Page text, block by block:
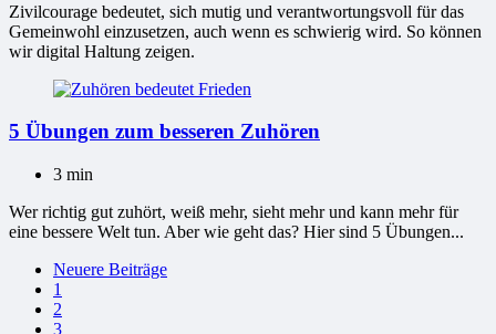
Zivilcourage bedeutet, sich mutig und verantwortungsvoll für das
Gemeinwohl einzusetzen, auch wenn es schwierig wird. So können
wir digital Haltung zeigen.
5 Übungen zum besseren Zuhören
3 min
Wer richtig gut zuhört, weiß mehr, sieht mehr und kann mehr für
eine bessere Welt tun. Aber wie geht das? Hier sind 5 Übungen...
Seitennummerierung
der
Neuere Beiträge
1
2
3